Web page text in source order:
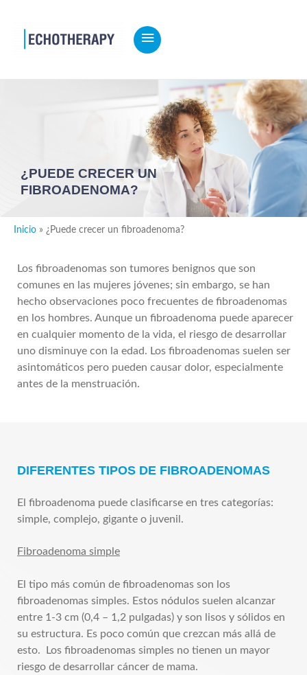
MENÚ
¿PUEDE CRECER UN
FIBROADENOMA?
Inicio ¿Puede crecer un fibroadenoma?
Los fibroadenomas son tumores benignos que son
comunes en las mujeres jóvenes; sin embargo, se han
hecho observaciones poco frecuentes de fibroadenomas
en los hombres. Aunque un fibroadenoma puede aparecer
en cualquier momento de la vida, el riesgo de desarrollar
uno disminuye con la edad. Los fibroadenomas suelen ser
asintomáticos pero pueden causar dolor, especialmente
antes de la menstruación.
DIFERENTES TIPOS DE FIBROADENOMAS
El fibroadenoma puede clasificarse en tres categorías:
simple, complejo, gigante o juvenil.
Fibroadenoma simple
El tipo más común de fibroadenomas son los
fibroadenomas simples. Estos nódulos suelen alcanzar
entre 1-3 cm (0,4 – 1,2 pulgadas) y son lisos y sólidos en
su estructura. Es poco común que crezcan más allá de
esto. Los fibroadenomas simples no tienen un mayor
riesgo de desarrollar cáncer de mama.